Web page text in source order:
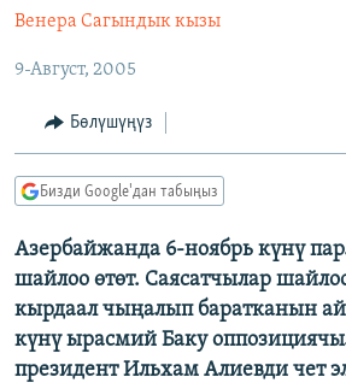
МАДАНИЯТ
ТВ ПРОГРАММАЛАР
БҮГҮН АЗАТТЫКТА
ЭКСПЕРТТЕР ТАЛДАЙТ
ДАНИСТЕ
ЭЖЕ-СИҢДИЛЕР
ЫҢГАЙСЫЗ СУРООЛОР
ПОДКАСТ
ӨЗГӨЧӨ ПИКИР
Русский
ОНЛАЙН ШЕРИНЕ
Венера Сагындык кызы
9-Август, 2005
Бөлүшүңүз
Бизди Google'дан табыңыз
Азербайжанда 6-ноябрь күнү
шайлоо өтөт. Саясатчылар
кырдаал чыңалып баратканын
күнү ырасмий Баку
президент Ильхам Алиевди чет